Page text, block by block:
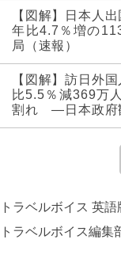
【図解】日本人
年比4.7％増の
局（速報）
【図解】訪日外
比5.5％減369万
割れ ―日本政府
トラベルボイス 英語
トラベルボイス編集